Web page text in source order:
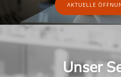
AKTUELLE
Unser